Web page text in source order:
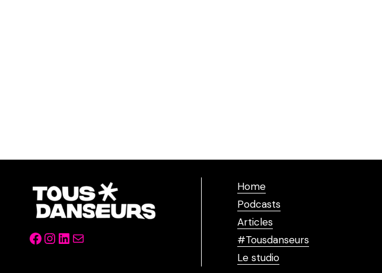
Facebook
Instagram
LinkedIn
Mail
Home
Podcasts
Articles
#Tousdanseurs
Le studio